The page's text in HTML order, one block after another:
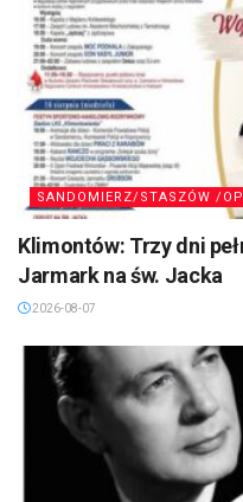
SANDOMIERZ/STASZÓW /
Klimontów: Trzy dni
Jarmark na św. Jacka
2026-08-07